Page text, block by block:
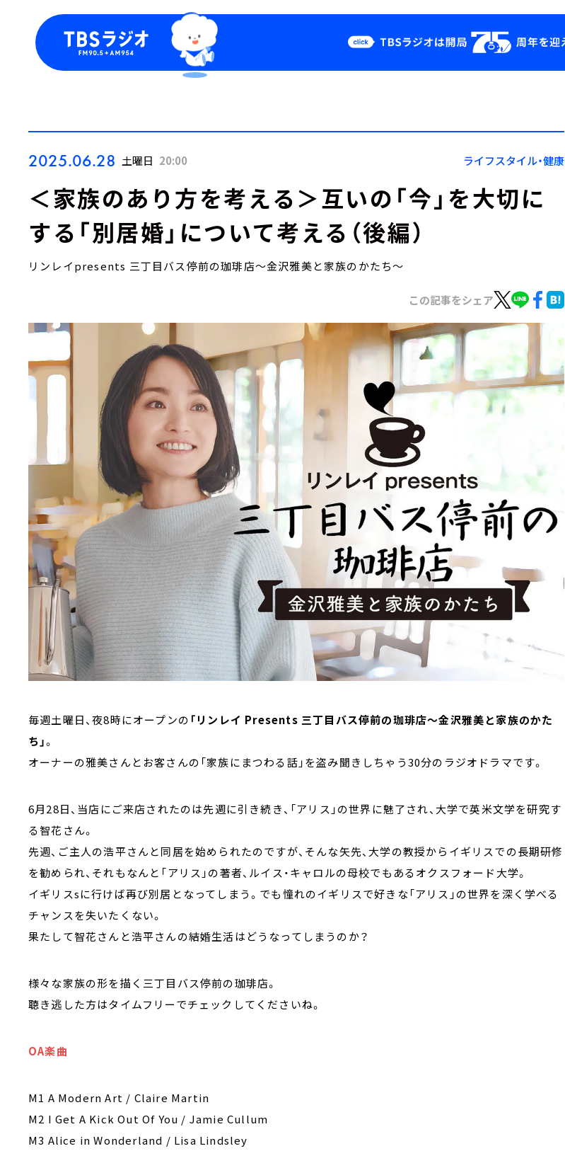
Podcast
YouTube
会社情報
2025.06.28 土曜日 20:00 ライフスタイル・健康
＜家族のあり方を考える＞互いの「今」を大切に
する「別居婚」について考える（後編）
リンレイpresents 三丁目バス停前の珈琲店～金沢雅美と家族のかたち～
この記事をシェア
毎週土曜日、夜8時にオープンの 「リンレイ Presents 三丁目バス停前の珈琲店～金沢雅美と家族のかた
ち」。
オーナーの雅美さんとお客さんの「家族にまつわる話」を盗み聞きしちゃう30分のラジオドラマです。
6月28日、当店にご来店されたのは先週に引き続き、「アリス」の世界に魅了され、大学で英米文学を研究す
る智花さん。
先週、ご主人の浩平さんと同居を始められたのですが、そんな矢先、大学の教授からイギリスでの長期研修
を勧められ、それもなんと「アリス」の著者、ルイス・キャロルの母校でもあるオクスフォード大学。
イギリスsに行けば再び別居となってしまう。でも憧れのイギリスで好きな「アリス」の世界を深く学べる
チャンスを失いたくない。
果たして智花さんと浩平さんの結婚生活はどうなってしまうのか？
様々な家族の形を描く三丁目バス停前の珈琲店。
聴き逃した方はタイムフリーでチェックしてくださいね。
OA楽曲
M1 A Modern Art / Claire Martin
M2 I Get A Kick Out Of You / Jamie Cullum
M3 Alice in Wonderland / Lisa Lindsley